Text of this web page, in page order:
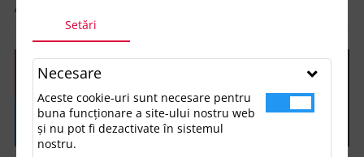
ACASA
Setări
Necesare
Aceste cookie-uri sunt necesare pentru
buna funcționare a site-ului nostru web
și nu pot fi dezactivate în sistemul
nostru.